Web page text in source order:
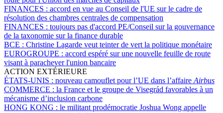
FINANCES : accord en vue au Conseil de l'UE sur le cadre de
résolution des chambres centrales de compensation
FINANCES : toujours pas d'accord PE/Conseil sur la gouvernance
de la taxonomie sur la finance durable
BCE : Christine Lagarde veut teinter de vert la politique monétaire
EUROGROUPE : accord espéré sur une nouvelle feuille de route
visant à parachever l'union bancaire
ACTION EXTÉRIEURE
ÉTATS-UNIS : nouveau camouflet pour l’UE dans l’affaire Airbus
COMMERCE : la France et le groupe de Visegrád favorables à un
mécanisme d’inclusion carbone
HONG KONG : le militant prodémocratie Joshua Wong appelle